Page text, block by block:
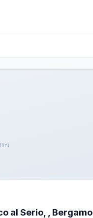
al Serio, , Bergamo